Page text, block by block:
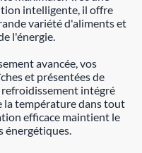
intelligente, il offre
variété d'aliments et
l'énergie.
avancée, vos
et présentées de
refroidissement intégré
la température dans tout
efficace maintient le
énergétiques.